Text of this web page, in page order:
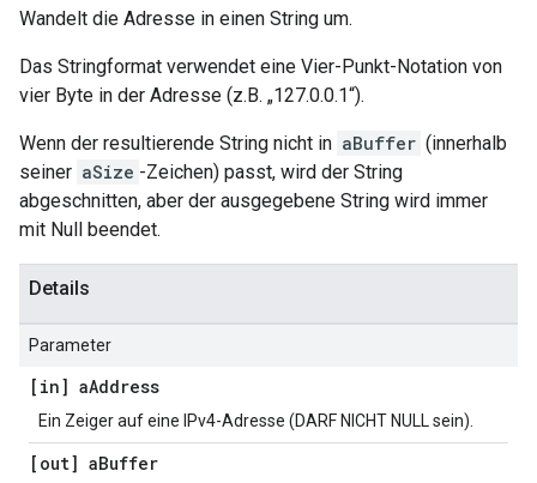
Wandelt die Adresse in einen String um.
Das Stringformat verwendet eine Vier-Punkt-Notation von
vier Byte in der Adresse (z.B. „127.0.0.1“).
Wenn der resultierende String nicht in aBuffer (innerhalb
seiner aSize -Zeichen) passt, wird der String
abgeschnitten, aber der ausgegebene String wird immer
mit Null beendet.
Details
Parameter
[in] aAddress
Ein Zeiger auf eine IPv4-Adresse (DARF NICHT NULL sein).
[out] aBuffer